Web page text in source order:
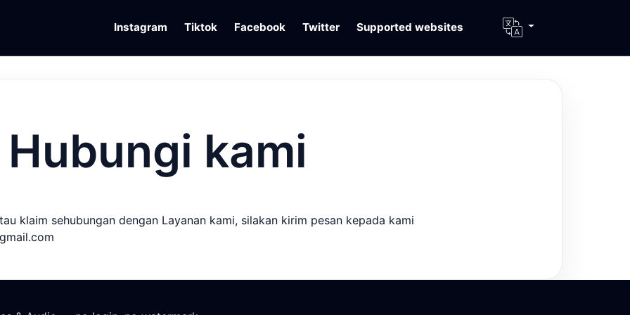
Instagram Tiktok Facebook Twitter Supported websites
Hubungi kami
klaim sehubungan dengan Layanan kami, silakan kirim pesan kepada kami